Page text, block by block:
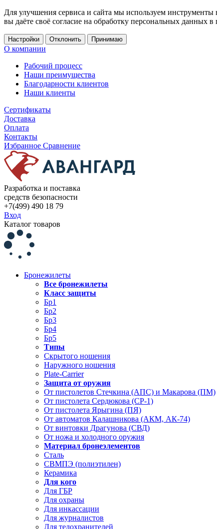
Для улучшения сервиса и сайта мы используем
вы даёте своё согласие на обработку персональных данных в
Настройки Отклонить Принимаю
О компании
Рабочий процесс
Наши преимущества
Благодарности клиентов
Наши клиенты
Сертификаты
Доставка
Оплата
Контакты
Избранное Сравнение
Разработка и поставка
средств безопасности
+7(499) 490 18 79
Вход
Каталог товаров
Бронежилеты
Все бронежилеты
Класс защиты
Бр1
Бр2
Бр3
Бр4
Бр5
Типы
Скрытого ношения
Наружного ношения
Plate-Carrier
Защита от оружия
От пистолетов Стечкина (АПС) и Макарова (ПМ)
От пистолета Сердюкова (СР-1)
От пистолета Ярыгина (ПЯ)
От автоматов Калашникова (АКМ, АК-74)
От винтовки Драгунова (СВД)
От ножа и холодного оружия
Материал бронеэлементов
Сталь
СВМПЭ (полиэтилен)
Керамика
Для кого
Для ГБР
Для охраны
Для инкассации
Для журналистов
Для телохранителей